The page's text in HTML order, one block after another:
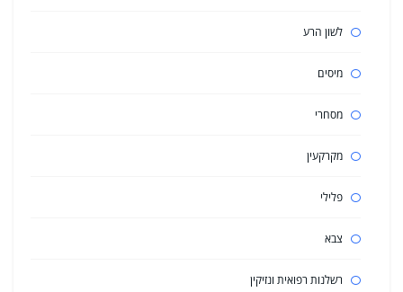
לשון הרע
מיסים
מסחרי
מקרקעין
פלילי
צבא
רשלנות רפואית ונזיקין